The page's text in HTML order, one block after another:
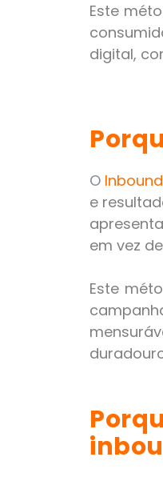
Este
digital,
O
e
em vez
Este